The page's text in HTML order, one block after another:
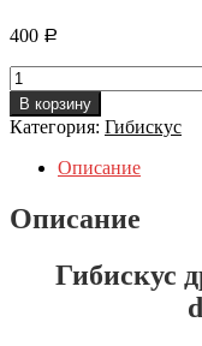
400 Р
Количество
Гибискус
древовидный
(Gibiskus
drevovidnyy)
фиолетовый
В корзину
Категория: Гибискус
Описание
Описание
Гибискус